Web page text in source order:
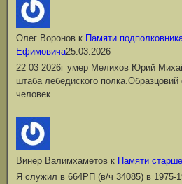
Олег Воронов к Памяти
Ефимовича25.03.2026
22 03 2026г умер Мелихов Юрий
штаба лебедиского
человек.
Винер Валимхаметов к Памяти
Я служил в 664РП (в/ч 34085) в 1975-